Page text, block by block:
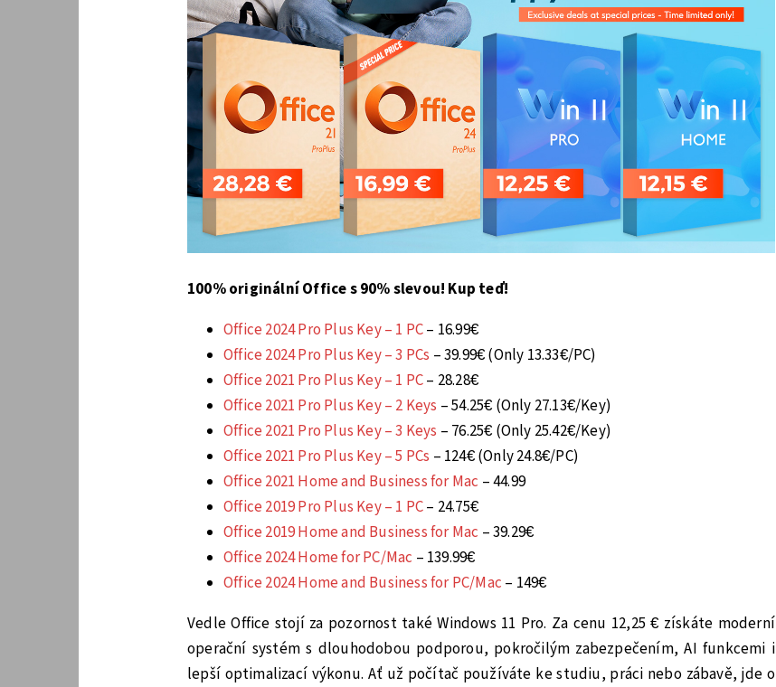
100% originální Office s 90% slevou! Kup teď!
Office 2024 Pro Plus Key – 1 PC– 16.99€
Office 2024 Pro Plus Key – 3 PCs – 39.99€ (Only 13.33€/PC)
Office 2021 Pro Plus Key – 1 PC– 28.28€
Office 2021 Pro Plus Key – 2 Keys – 54.25€ (Only 27.13€/Key)
Office 2021 Pro Plus Key – 3 Keys – 76.25€ (Only 25.42€/Key)
Office 2021 Pro Plus Key – 5 PCs – 124€ (Only 24.8€/PC)
Office 2021 Home and Business for Mac – 44.99
Office 2019 Pro Plus Key – 1 PC– 24.75€
Office 2019 Home and Business for Mac – 39.29€
Office 2024 Home for PC/Mac – 139.99€
Office 2024 Home and Business for PC/Mac – 149€
Vedle Office stojí za pozornost také Windows 11 Pro. Za cenu 12,25 € získáte moderní
operační systém s dlouhodobou podporou, pokročilým zabezpečením, AI funkcemi i
lepší optimalizací výkonu. Ať už počítač používáte ke studiu, práci nebo zábavě, jde o